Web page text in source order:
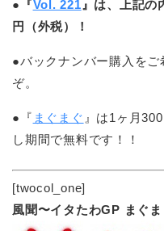
●『Vol. 221 』は、上記の
円（外税）！
●バックナンバー購入をご
ぞ。
●『 まぐまぐ 』は1ヶ月
し期間で無料です！！
[twocol_one]
風聞〜イタたわGP まぐ